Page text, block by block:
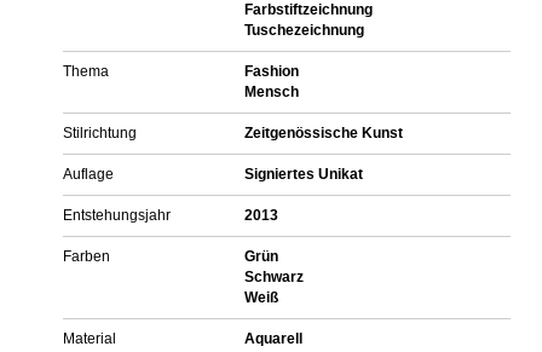
Farbstiftzeichnung
Tuschezeichnung
Thema
Fashion
Mensch
Stilrichtung Zeitgenössische Kunst
Auflage Signiertes Unikat
Entstehungsjahr 2013
Farben
Grün
Schwarz
Weiß
Material
Aquarell